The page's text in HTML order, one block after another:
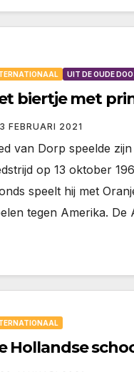
UIT DE OUDE
biertje met
3 FEBRUARI 2021
van Dorp speelde
op 13 oktober
speelt hij met
tegen Amerika.
Hollandse